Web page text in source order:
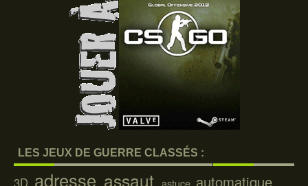
LES JEUX DE GUERRE CLASSÉS :
adresse assaut automatique